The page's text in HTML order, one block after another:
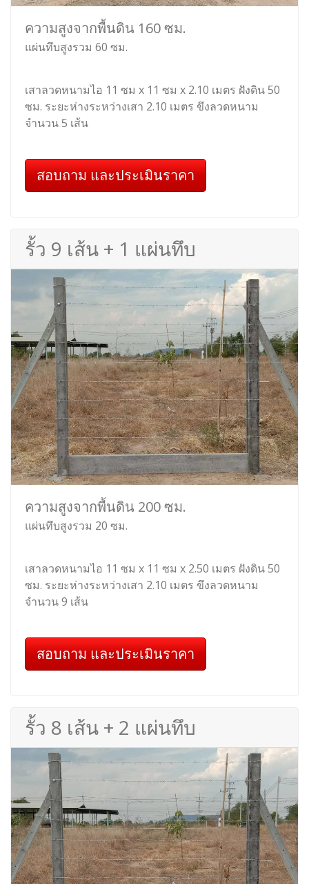
ความสูงจากพื้นดิน 160 ซม.
แผ่นทึบสูงรวม 60 ซม.
เสาลวดหนามไอ 11 ซม x 11 ซม x 2.10 เมตร ฝังดิน 50
ซม. ระยะห่างระหว่างเสา 2.10 เมตร ขึงลวดหนาม
จำนวน 5 เส้น
สอบถาม และประเมินราคา
รั้ว 9 เส้น + 1 แผ่นทึบ
ความสูงจากพื้นดิน 200 ซม.
แผ่นทึบสูงรวม 20 ซม.
เสาลวดหนามไอ 11 ซม x 11 ซม x 2.50 เมตร ฝังดิน 50
ซม. ระยะห่างระหว่างเสา 2.10 เมตร ขึงลวดหนาม
จำนวน 9 เส้น
สอบถาม และประเมินราคา
รั้ว 8 เส้น + 2 แผ่นทึบ